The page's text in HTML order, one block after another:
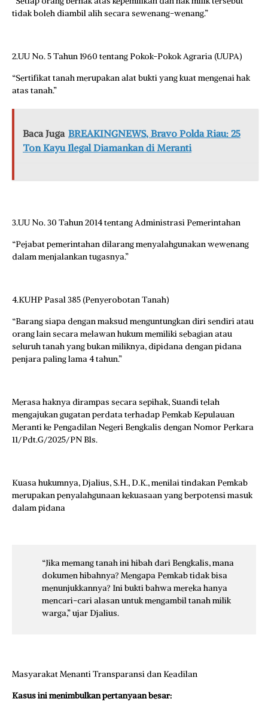
tidak boleh diambil alih secara sewenang-wenang.”
2.UU No. 5 Tahun 1960 tentang Pokok-Pokok Agraria (UUPA)
“Sertifikat tanah merupakan alat bukti yang kuat mengenai hak
atas tanah.”
Baca Juga BREAKINGNEWS, Bravo Polda Riau: 25
Ton Kayu Ilegal Diamankan di Meranti
3.UU No. 30 Tahun 2014 tentang Administrasi Pemerintahan
“Pejabat pemerintahan dilarang menyalahgunakan wewenang
dalam menjalankan tugasnya.”
4.KUHP Pasal 385 (Penyerobotan Tanah)
“Barang siapa dengan maksud menguntungkan diri sendiri atau
orang lain secara melawan hukum memiliki sebagian atau
seluruh tanah yang bukan miliknya, dipidana dengan pidana
penjara paling lama 4 tahun.”
Merasa haknya dirampas secara sepihak, Suandi telah
mengajukan gugatan perdata terhadap Pemkab Kepulauan
Meranti ke Pengadilan Negeri Bengkalis dengan Nomor Perkara
11/Pdt.G/2025/PN Bls.
Kuasa hukumnya, Djalius, S.H., D.K., menilai tindakan Pemkab
merupakan penyalahgunaan kekuasaan yang berpotensi masuk
dalam pidana
“Jika memang tanah ini hibah dari Bengkalis, mana
dokumen hibahnya? Mengapa Pemkab tidak bisa
menunjukkannya? Ini bukti bahwa mereka hanya
mencari-cari alasan untuk mengambil tanah milik
warga,” ujar Djalius.
Masyarakat Menanti Transparansi dan Keadilan
Kasus ini menimbulkan pertanyaan besar: